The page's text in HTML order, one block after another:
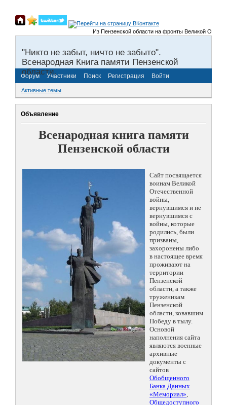
Из Пензенской области на фронты Великой
"Никто не забыт, ничто не забыто".
Всенародная Книга памяти Пензенской
области.
Форум Участники Поиск Регистрация Войти
Активные темы
Объявление
Всенародная книга памяти
Пензенской области
Сайт посвящается
воинам Великой
Отечественной
войны,
вернувшимся и не
вернувшимся с
войны, которые
родились, были
призваны,
захоронены либо
в настоящее время
проживают на
территории
Пензенской
области, а также
труженикам
Пензенской
области, ковавшим
Победу в тылу.
Основой
наполнения сайта
являются военные
архивные
документы с
сайтов
Обобщенного
Банка Данных
«Мемориал»,
Общедоступного